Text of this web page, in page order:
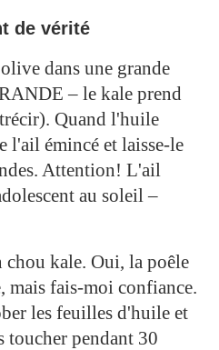
de vérité
dans une grande
– le kale prend
Quand l'huile
l'ail émincé et laisse-le
Attention! L'ail
au soleil –
kale. Oui, la poêle
mais fais-moi confiance.
les feuilles d'huile et
toucher pendant 30